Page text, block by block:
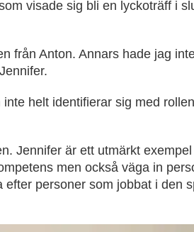
visade sig bli en lyckoträff i
från Anton. Annars hade jag
helt identifierar sig med
Jennifer är ett utmärkt
men också väga in
personer som jobbat i den